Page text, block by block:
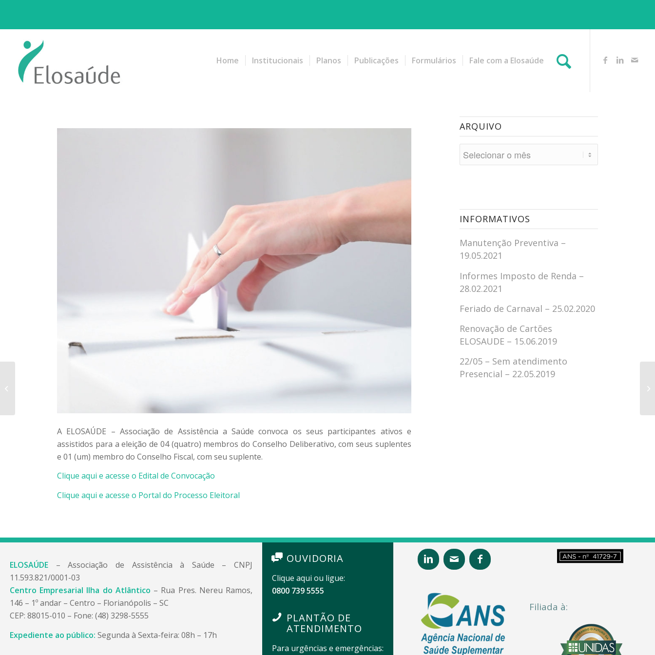
Home Institucionais Planos Publicações Formulários Fale com a Elosaúde
A ELOSAÚDE – Associação de Assistência a Saúde convoca os seus participantes ativos e
assistidos para a eleição de 04 (quatro) membros do Conselho Deliberativo, com seus suplentes
e 01 (um) membro do Conselho Fiscal, com seu suplente.
Clique aqui e acesse o Edital de Convocação
Clique aqui e acesse o Portal do Processo Eleitoral
ARQUIVO
INFORMATIVOS
Manutenção Preventiva –
19.05.2021
Informes Imposto de Renda –
28.02.2021
Feriado de Carnaval – 25.02.2020
Renovação de Cartões
ELOSAUDE – 15.06.2019
22/05 – Sem atendimento
Presencial – 22.05.2019
ELOSAÚDE – Associação de Assistência à Saúde – CNPJ
11.593.821/0001-03
Centro Empresarial Ilha do Atlântico – Rua Pres. Nereu Ramos,
146 – 1º andar – Centro – Florianópolis – SC
CEP: 88015-010 – Fone: (48) 3298-5555
Expediente ao público: Segunda à Sexta-feira: 08h – 17h
OUVIDORIA
Clique aqui ou ligue:
0800 739 5555
PLANTÃO DE
ATENDIMENTO
Para urgências e emergências:
Filiada à: